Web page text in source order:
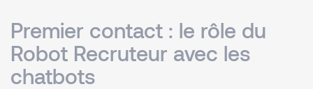
Premier contact : le rôle du
Robot Recruteur avec les
chatbots